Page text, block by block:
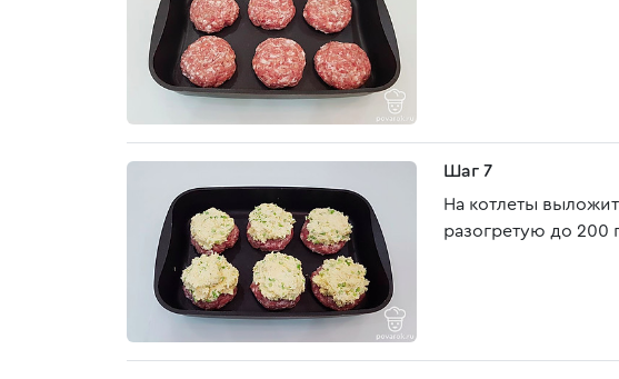
Шаг 7
На котлеты
разогретую до 200